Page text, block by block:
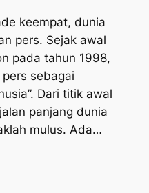
keempat, dunia
pers. Sejak awal
pada tahun 1998,
sebagai
Dari titik awal
panjang dunia
mulus. Ada…